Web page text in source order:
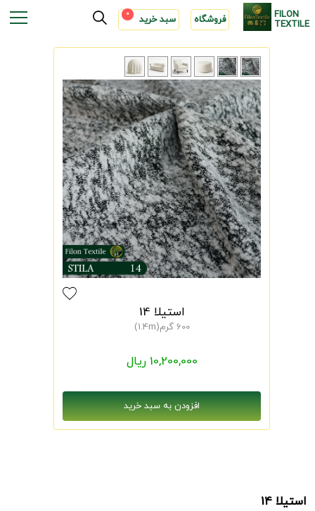
FILON
TEXTILE فروشگاه سبد خرید 0
استیلا 14
600 گرم(1.4m)
10,200,000 ریال
استیلا 14